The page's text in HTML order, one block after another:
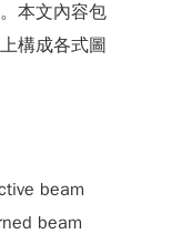
本文內容包
構成各式圖
beam
beam